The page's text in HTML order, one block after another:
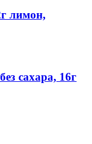
лимон,
сахара, 16г